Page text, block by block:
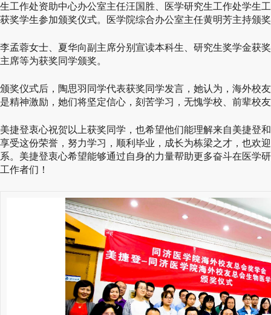
生工作处资助中心办公室主任汪国胜、医学研究生工作处学生
获奖学生参加颁奖仪式。医学院综合办公室主任黄明芳主持颁
李孟蓉女士、夏华向副主席分别宣读本科生、研究生奖学金获
主席等为获奖同学颁奖。
颁奖仪式后，陶思羽同学代表获奖同学发言，她认为，海外校
是精神激励，她们将坚定信心，刻苦学习，无愧学校、前辈校
美捷登衷心祝贺以上获奖同学，也希望他们能理解来自美捷登
享受这份荣誉，努力学习，顺利毕业，成长为栋梁之才，也欢
系。美捷登衷心希望能够通过自身的力量帮助更多奋斗在医学
工作者们！